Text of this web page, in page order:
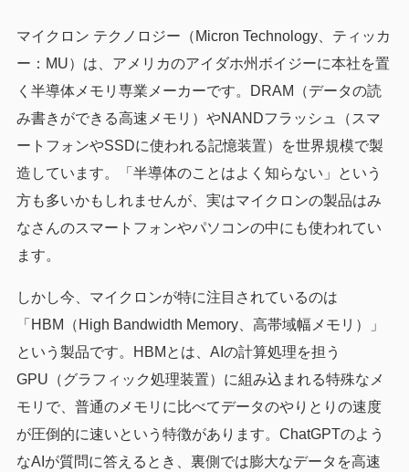
マイクロン テクノロジー（Micron Technology、ティッカ
ー：MU）は、アメリカのアイダホ州ボイジーに本社を置
く半導体メモリ専業メーカーです。DRAM（データの読
み書きができる高速メモリ）やNANDフラッシュ（スマ
ートフォンやSSDに使われる記憶装置）を世界規模で製
造しています。「半導体のことはよく知らない」という
方も多いかもしれませんが、実はマイクロンの製品はみ
なさんのスマートフォンやパソコンの中にも使われてい
ます。
しかし今、マイクロンが特に注目されているのは
「HBM（High Bandwidth Memory、高帯域幅メモリ）」
という製品です。HBMとは、AIの計算処理を担う
GPU（グラフィック処理装置）に組み込まれる特殊なメ
モリで、普通のメモリに比べてデータのやりとりの速度
が圧倒的に速いという特徴があります。ChatGPTのよう
なAIが質問に答えるとき、裏側では膨大なデータを高速